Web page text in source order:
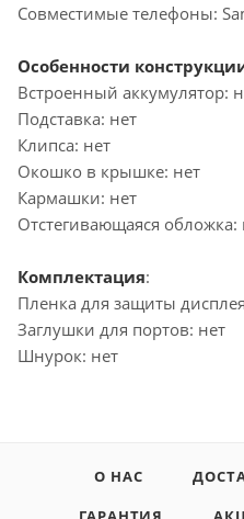
Совместимые телефоны:
Особенности
Встроенный аккумулятор:
Подставка: нет
Клипса: нет
Окошко в крышке: нет
Кармашки: нет
Отстегивающаяся обложка:
Комплектация:
Пленка для защиты
Заглушки для портов: нет
Шнурок: нет
О НАС